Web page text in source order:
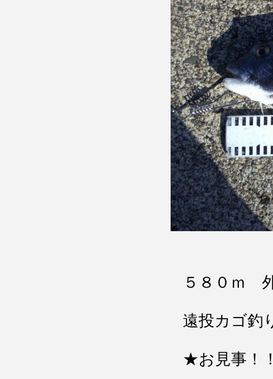
５８０ｍ
遠投カゴ釣
★お見事！